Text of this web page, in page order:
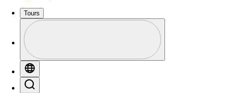
Tours
Profile / PGA Tour Pass Logo